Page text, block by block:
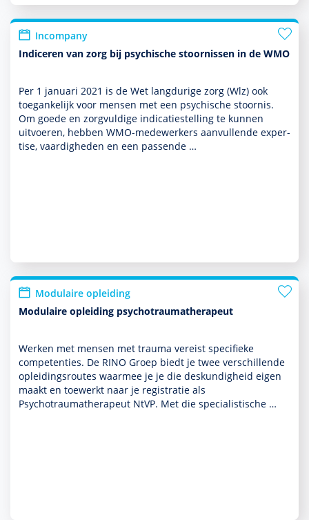
Incompany
Indiceren van zorg bij psychische stoornissen in de WMO
Per 1 januari 2021 is de Wet langdurige zorg (Wlz) ook
toegankelijk voor mensen met een psychische stoor­nis.
Om goede en zorgvuldige indi­catie­stel­ling te kunnen
uitvoeren, hebben WMO-mede­wer­kers aan­vullende exper­
tise, vaar­dig­heden en een pas­sende …
Modulaire opleiding
Modulaire opleiding psychotraumatherapeut
Werken met mensen met trauma vereist speci­fieke
compe­ten­ties. De RINO Groep biedt je twee ver­schil­lende
opleidings­routes waarmee je je die des­kun­dig­heid eigen
maakt en toewerkt naar je registratie als
Psychotraumathera­peut NtVP. Met die specialis­tische …